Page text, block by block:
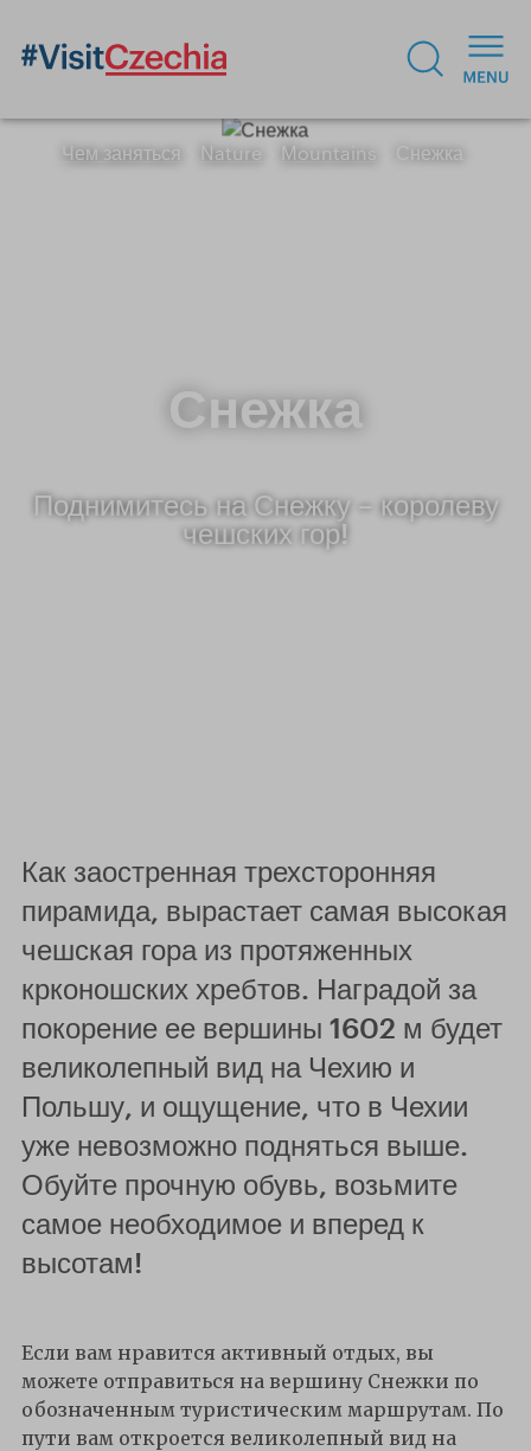
Чем заняться Nature Mountains Снежка
Снежка
Поднимитесь на Снежку – королеву
чешских гор!
Как заостренная трехсторонняя
пирамида, вырастает самая высокая
чешская гора из протяженных
крконошских хребтов. Наградой за
покорение ее вершины 1602 м будет
великолепный вид на Чехию и
Польшу, и ощущение, что в Чехии
уже невозможно подняться выше.
Обуйте прочную обувь, возьмите
самое необходимое и вперед к
высотам!
Если вам нравится активный отдых, вы
можете отправиться на вершину Снежки по
обозначенным туристическим маршрутам. По
пути вам откроется великолепный вид на